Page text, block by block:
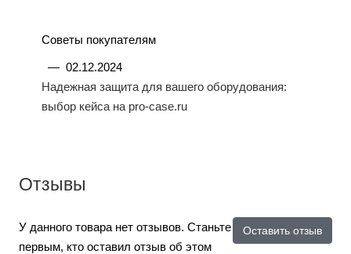
Советы покупателям
— 02.12.2024
Надежная защита для вашего оборудования:
выбор кейса на pro-case.ru
Отзывы
Оставить отзыв
У данного товара нет отзывов. Станьте
первым, кто оставил отзыв об этом